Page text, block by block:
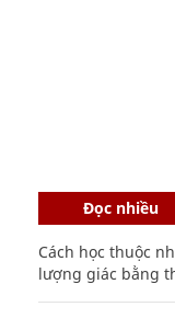
Đọc nhiều
Cách học thuộc
lượng giác bằng